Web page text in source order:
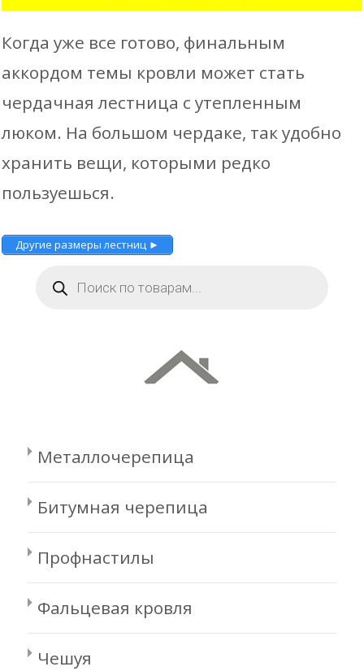
Когда уже все готово, финальным
аккордом темы кровли может стать
чердачная лестница с утепленным
люком. На большом чердаке, так удобно
хранить вещи, которыми редко
пользуешься.
Другие размеры лестниц ►
товаров
Металлочерепица
Битумная черепица
Профнастилы
Фальцевая кровля
Чешуя